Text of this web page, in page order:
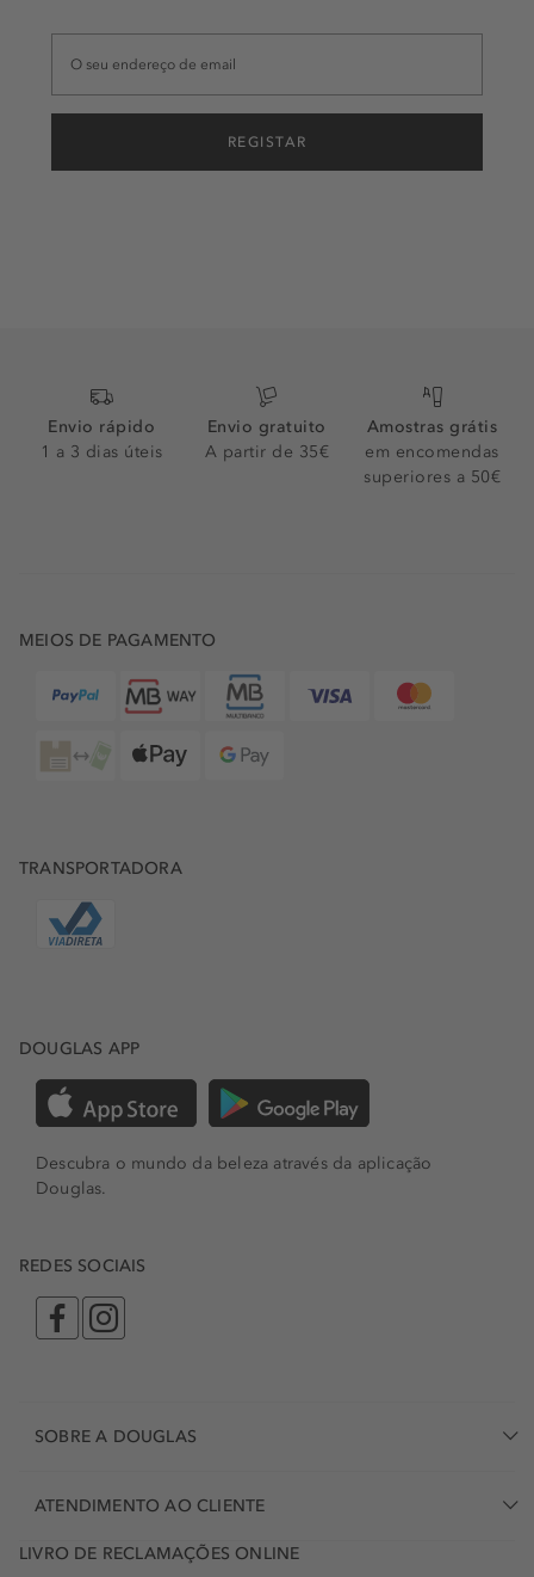
REGISTAR
Envio rápido
1 a 3 dias úteis
Envio gratuito
A partir de 35€
Amostras grátis
em encomendas
superiores a 50€
MEIOS DE PAGAMENTO
TRANSPORTADORA
DOUGLAS APP
Descubra o mundo da beleza através da aplicação
Douglas.
REDES SOCIAIS
SOBRE A DOUGLAS
ATENDIMENTO AO CLIENTE
LIVRO DE RECLAMAÇÕES ONLINE